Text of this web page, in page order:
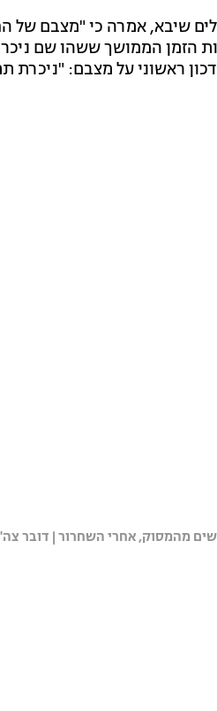
שיבא, אמרה כי "מצבם של
הזמן הממושך ששהו שם
ראשוני על מצבם:
מהמסוק, אחרי השחרור | דובר